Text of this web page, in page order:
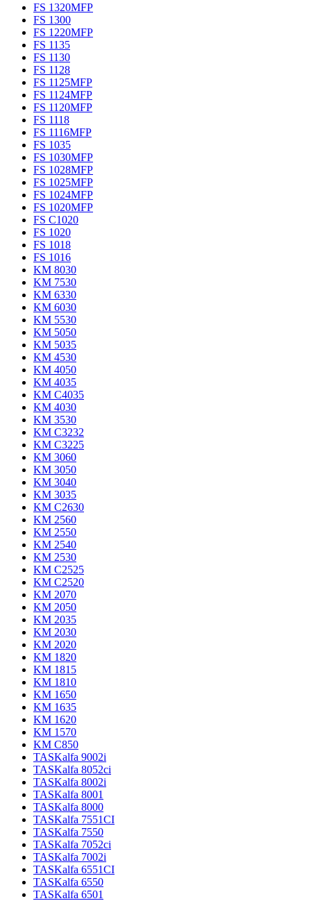
FS 1320MFP
FS 1300
FS 1220MFP
FS 1135
FS 1130
FS 1128
FS 1125MFP
FS 1124MFP
FS 1120MFP
FS 1118
FS 1116MFP
FS 1035
FS 1030MFP
FS 1028MFP
FS 1025MFP
FS 1024MFP
FS 1020MFP
FS C1020
FS 1020
FS 1018
FS 1016
KM 8030
KM 7530
KM 6330
KM 6030
KM 5530
KM 5050
KM 5035
KM 4530
KM 4050
KM 4035
KM C4035
KM 4030
KM 3530
KM C3232
KM C3225
KM 3060
KM 3050
KM 3040
KM 3035
KM C2630
KM 2560
KM 2550
KM 2540
KM 2530
KM C2525
KM C2520
KM 2070
KM 2050
KM 2035
KM 2030
KM 2020
KM 1820
KM 1815
KM 1810
KM 1650
KM 1635
KM 1620
KM 1570
KM C850
TASKalfa 9002i
TASKalfa 8052ci
TASKalfa 8002i
TASKalfa 8001
TASKalfa 8000
TASKalfa 7551CI
TASKalfa 7550
TASKalfa 7052ci
TASKalfa 7002i
TASKalfa 6551CI
TASKalfa 6550
TASKalfa 6501